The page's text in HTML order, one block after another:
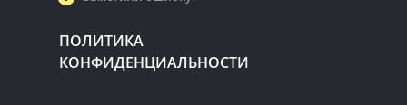
ПОЛИТИКА
КОНФИДЕНЦИАЛЬНОСТИ